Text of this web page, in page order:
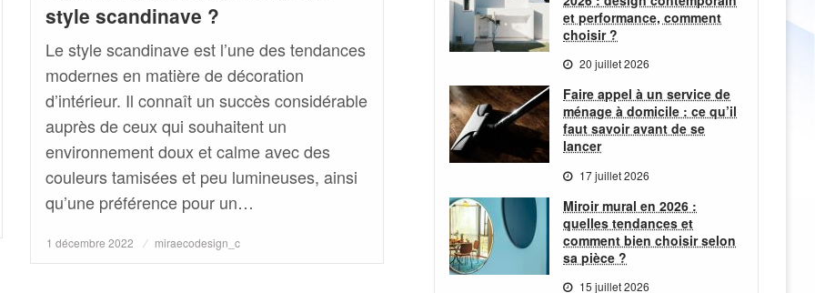
style scandinave ?
Le style scandinave est l’une des tendances
modernes en matière de décoration
d’intérieur. Il connaît un succès considérable
auprès de ceux qui souhaitent un
environnement doux et calme avec des
couleurs tamisées et peu lumineuses, ainsi
qu’une préférence pour un…
Posted
1 décembre 2022 miraecodesign_c
et performance, comment
choisir ?
20 juillet 2026
Faire appel à un service de
ménage à domicile : ce qu’il
faut savoir avant de se
lancer
17 juillet 2026
Miroir mural en 2026 :
quelles tendances et
comment bien choisir selon
sa pièce ?
15 juillet 2026